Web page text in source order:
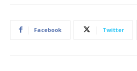
Facebook Twitter